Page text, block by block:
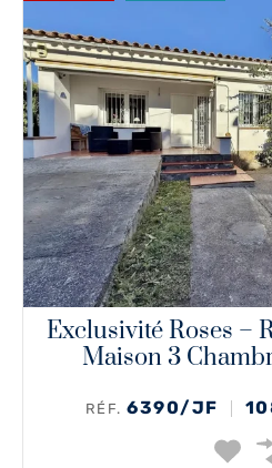
Exclusivité Roses –
Maison 3
RÉF. 6390/JF